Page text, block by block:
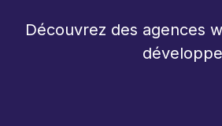
Découvrez des agences